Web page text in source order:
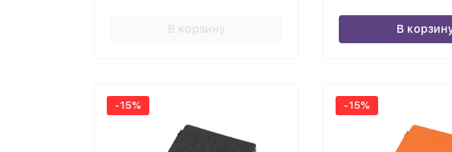
В корзину В
-15% -15%